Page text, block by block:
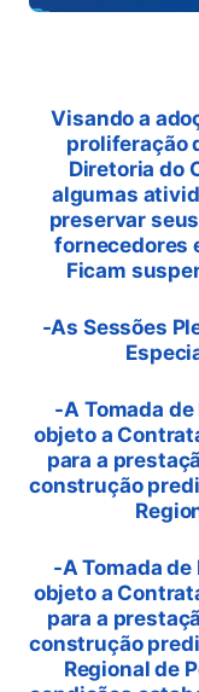
Visando a
proliferação
Diretoria do
algumas
preservar
fornecedores
Ficam
-As Sessões
-A Tomada
objeto a
para a
construção
-A Tomada
objeto a
para a
construção
Regional de